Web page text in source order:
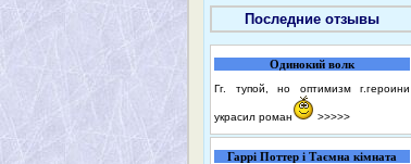
Последние отзывы
Одинокий волк
Гг. тупой, но оптимизм г.героини
украсил роман >>>>>
Гаррі Поттер і Таємна кімната